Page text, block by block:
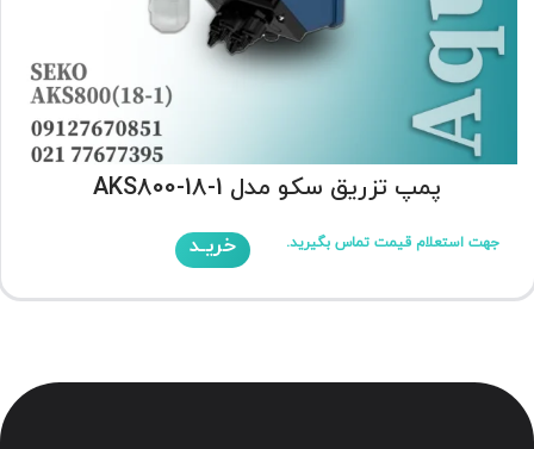
پمپ تزریق سکو مدل AKS800-18-1
جهت استعلام قیمت تماس بگیرید. خریـد